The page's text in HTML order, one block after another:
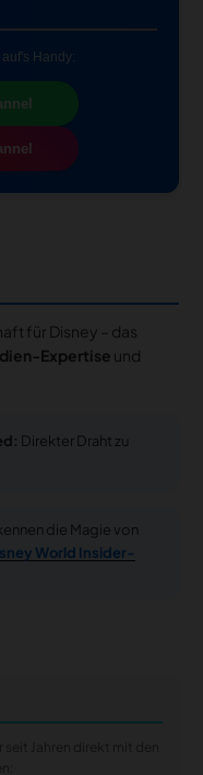
Handy:
für Disney – das
Expertise und
Direkter Draht zu
die Magie von
World Insider-